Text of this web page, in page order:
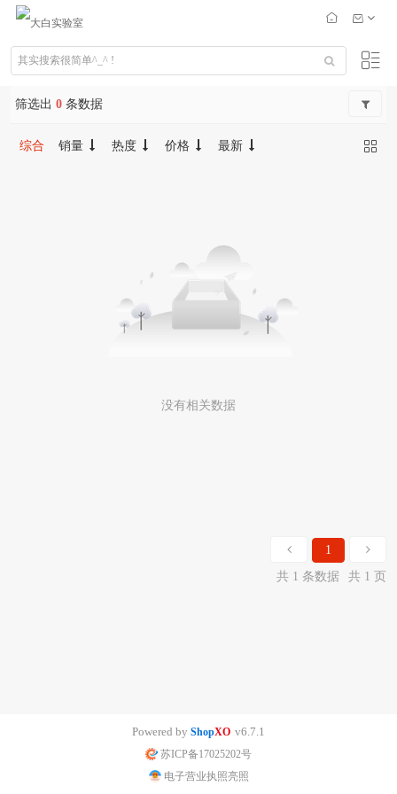
筛选出 0 条数据
综合 销量 热度 价格 最新
没有相关数据
1
共 1 条数据
共 1 页
Powered by ShopXO v6.7.1
苏ICP备17025202号
电子营业执照亮照